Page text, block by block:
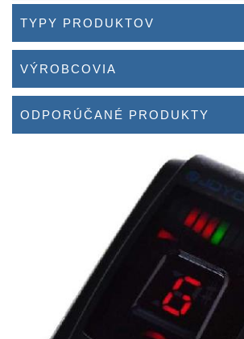
TYPY PRODUKTOV
VÝROBCOVIA
ODPORÚČANÉ PRODUKTY